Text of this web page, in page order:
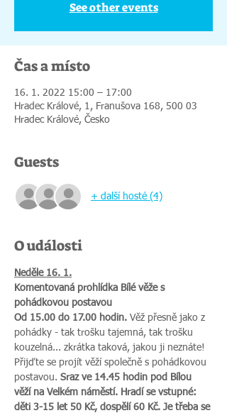
See other events
Čas a místo
16. 1. 2022 15:00 – 17:00
Hradec Králové, 1, Franušova 168, 500 03
Hradec Králové, Česko
Guests
+ další hosté (4)
O události
Neděle 16. 1.
Komentovaná prohlídka Bílé věže s
pohádkovou postavou
Od 15.00 do 17.00 hodin. Věž přesně jako z
pohádky - tak trošku tajemná, tak trošku
kouzelná... zkrátka taková, jakou ji neznáte!
Přijďte se projít věží společně s pohádkovou
postavou. Sraz ve 14.45 hodin pod Bílou
věží na Velkém náměstí. Hradí se vstupné:
děti 3-15 let 50 Kč, dospělí 60 Kč. Je třeba se